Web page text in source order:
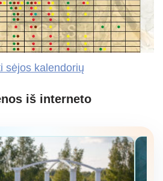
sėjos kalendorių
iš interneto